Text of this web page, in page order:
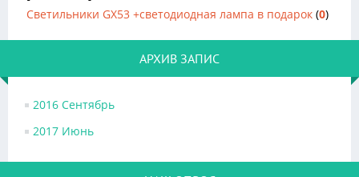
Светильники GX53 +светодиодная лампа в подарок (0)
АРХИВ ЗАПИС
2016 Сентябрь
2017 Июнь